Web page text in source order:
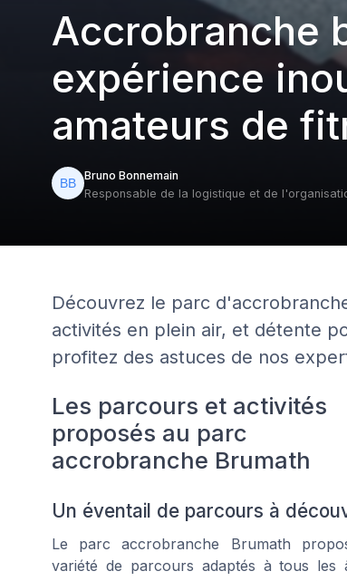
Accrobranche
expérience
amateurs de
Bruno Bonnemain
Responsable de la logistique et de
Découvrez le parc
activités en plein air, et détente
profitez des astuces de nos
Les parcours et activités
proposés au parc
accrobranche Brumath
Un éventail de parcours à
Le parc accrobranche Brumath
variété de parcours adaptés à tous les